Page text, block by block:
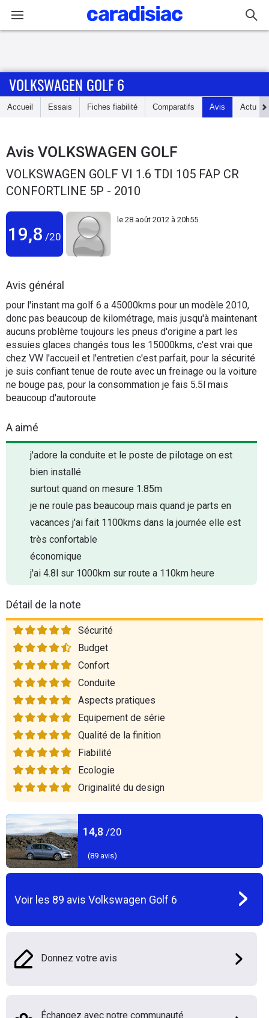
Accueil
Essais
Guide
d'achat
Utilitaires
Flottes
Services
Forum
Moto
Marques
VOLKSWAGEN GOLF 6
Accueil Essais Fiches fiabilité Comparatifs Avis Actu
Avis VOLKSWAGEN GOLF
VOLKSWAGEN GOLF VI 1.6 TDI 105 FAP CR
CONFORTLINE 5P - 2010
19,8 /20
le 28 août 2012 à 20h55
Avis général
pour l'instant ma golf 6 a 45000kms pour un modèle 2010,
donc pas beaucoup de kilométrage, mais jusqu'à maintenant
aucuns problème toujours les pneus d'origine a part les
essuies glaces changés tous les 15000kms, c'est vrai que
chez VW l'accueil et l'entretien c'est parfait, pour la sécurité
je suis confiant tenue de route avec un freinage ou la voiture
ne bouge pas, pour la consommation je fais 5.5l mais
beaucoup d'autoroute
A aimé
j'adore la conduite et le poste de pilotage on est
bien installé
surtout quand on mesure 1.85m
je ne roule pas beaucoup mais quand je parts en
vacances j'ai fait 1100kms dans la journée elle est
très confortable
économique
j'ai 4.8l sur 1000km sur route a 110km heure
Détail de la note
Sécurité
Budget
Confort
Conduite
Aspects pratiques
Equipement de série
Qualité de la finition
Fiabilité
Ecologie
Originalité du design
14,8 /20
(89 avis)
Voir les 89 avis Volkswagen Golf 6
Donnez votre avis
Échangez avec notre communauté